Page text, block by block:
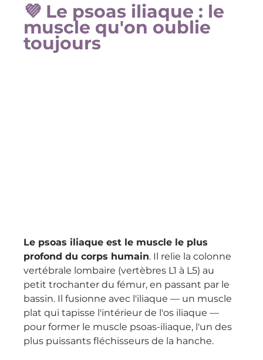
💜 Le psoas iliaque : le
muscle qu'on oublie
toujours
Le psoas iliaque est le muscle le plus
profond du corps humain. Il relie la colonne
vertébrale lombaire (vertèbres L1 à L5) au
petit trochanter du fémur, en passant par le
bassin. Il fusionne avec l'iliaque — un muscle
plat qui tapisse l'intérieur de l'os iliaque —
pour former le muscle psoas-iliaque, l'un des
plus puissants fléchisseurs de la hanche.